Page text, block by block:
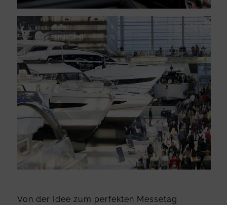
Von der Idee zum perfekten Messetag